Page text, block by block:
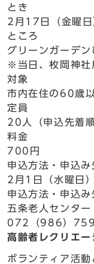
とき
2月17日（金曜
ところ
グリーンガーデン
※当日、枚岡神社
対象
市内在住の60歳
定員
20人（申込先着順
料金
700円
申込方法・申込み
2月1日（水曜日
申込方法・申込
五条老人センタ
072（986）
高齢者レクリエ
ボランティア活